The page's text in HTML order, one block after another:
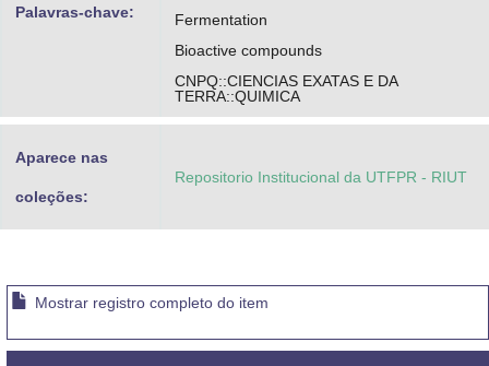
Palavras-chave:
Fermentation
Bioactive compounds
CNPQ::CIENCIAS EXATAS E DA
TERRA::QUIMICA
Aparece nas
coleções:
Repositorio Institucional da UTFPR - RIUT
Mostrar registro completo do item